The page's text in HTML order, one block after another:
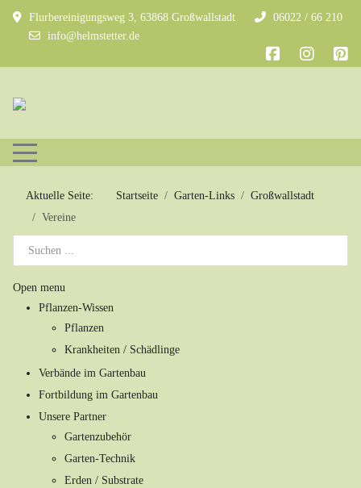
Flurbereinigungsweg 3, 63868 Großwallstadt
06022 / 66 210
info@helmstetter.de
Mobile Menu Toggle
Aktuelle Seite: Startseite Garten-Links
Großwallstadt
Vereine
Open menu
Pflanzen-Wissen
Pflanzen
Krankheiten / Schädlinge
Verbände im Gartenbau
Fortbildung im Gartenbau
Unsere Partner
Gartenzubehör
Garten-Technik
Erden / Substrate